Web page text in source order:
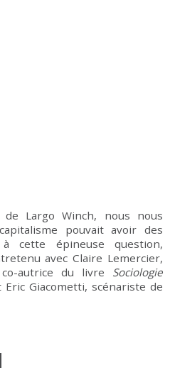
Largo Winch, nous nous
pouvait avoir des
cette épineuse question,
avec Claire Lemercier,
autrice du livre Sociologie
Eric Giacometti, scénariste de